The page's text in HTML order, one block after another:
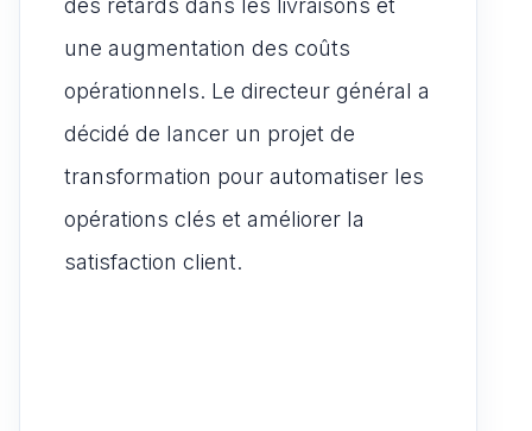
une augmentation des coûts
opérationnels. Le directeur général a
décidé de lancer un projet de
transformation pour automatiser les
opérations clés et améliorer la
satisfaction client.